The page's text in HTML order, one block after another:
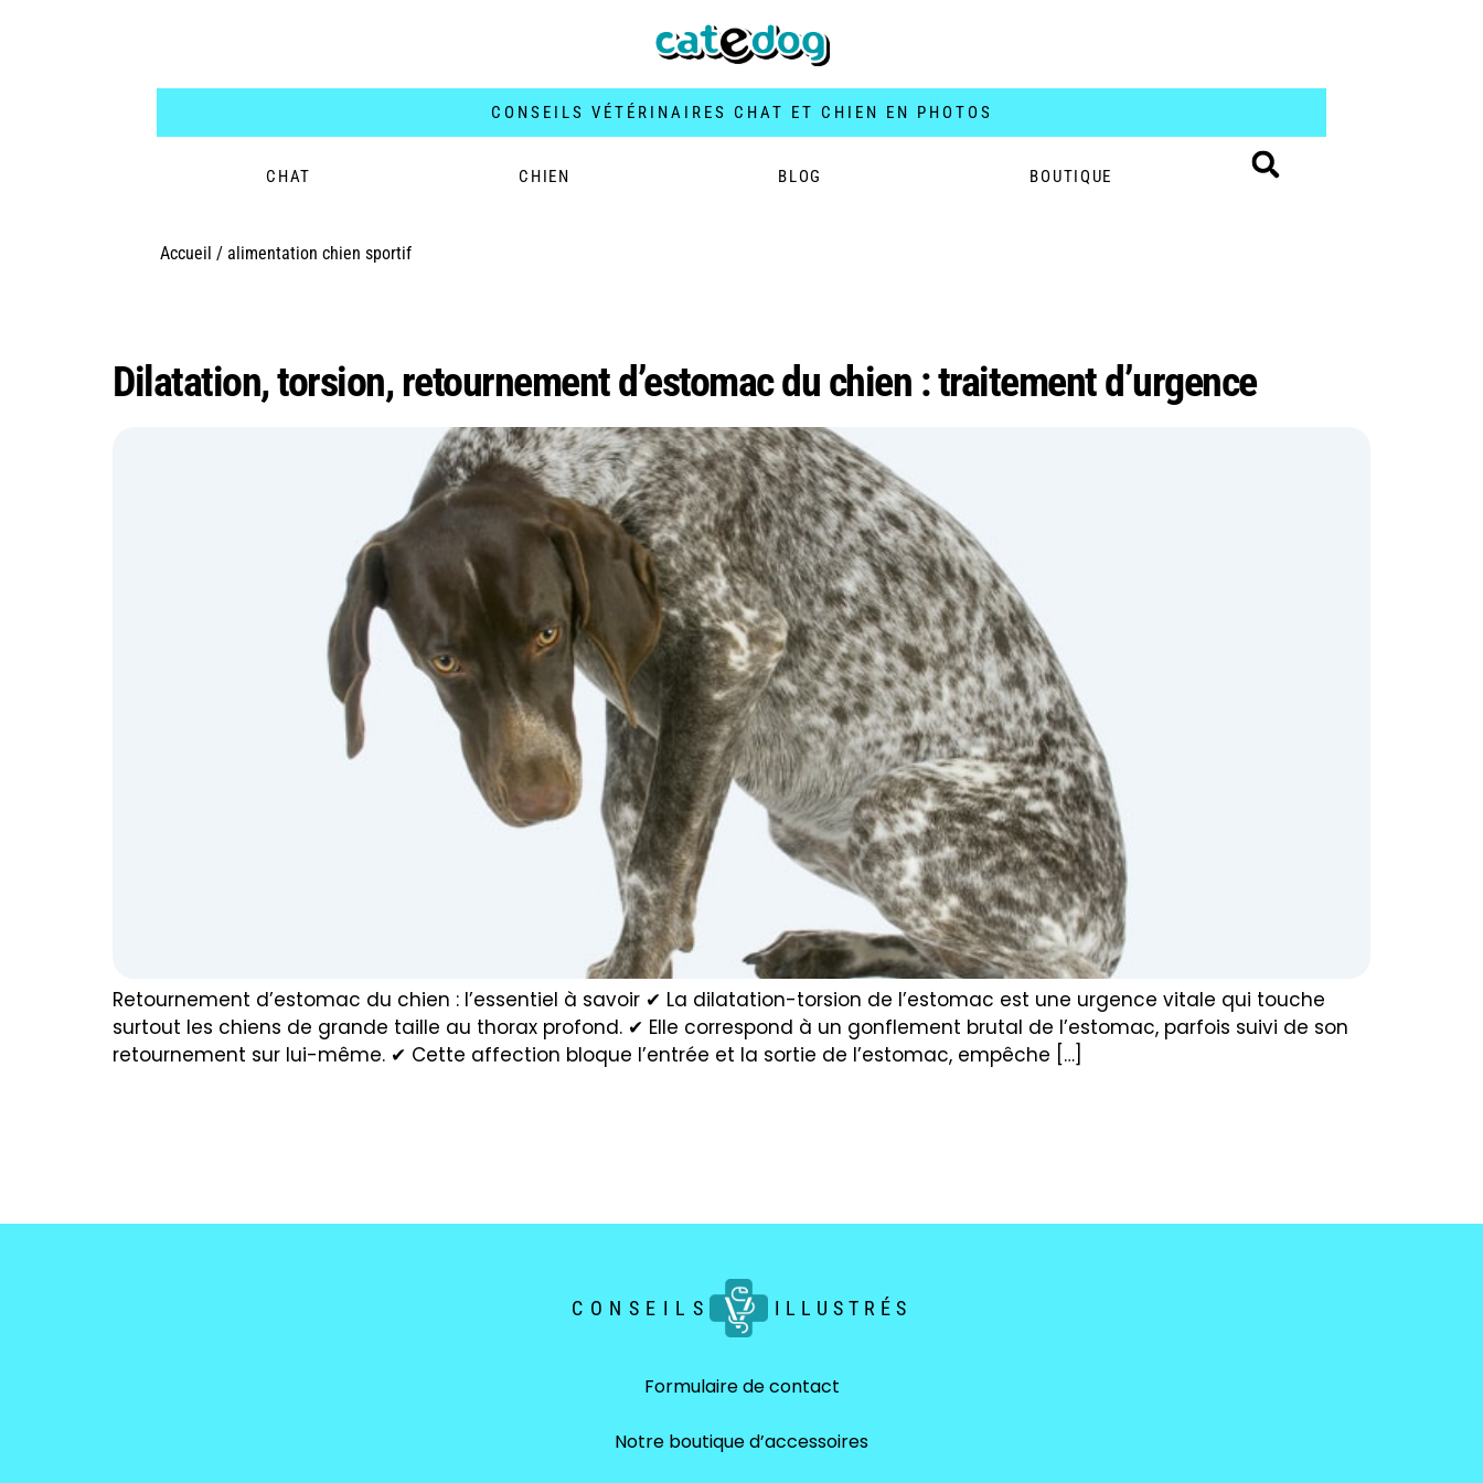
CONSEILS VÉTÉRINAIRES CHAT ET CHIEN EN PHOTOS
CHAT CHIEN BLOG BOUTIQUE
Accueil / alimentation chien sportif
Dilatation, torsion, retournement d’estomac du chien : traitement d’urgence
Retournement d’estomac du chien : l’essentiel à savoir ✔ La dilatation-torsion de l’estomac est une urgence vitale qui touche
surtout les chiens de grande taille au thorax profond. ✔ Elle correspond à un gonflement brutal de l’estomac, parfois suivi de son
retournement sur lui-même. ✔ Cette affection bloque l’entrée et la sortie de l’estomac, empêche […]
CONSEILS ILLUSTRÉS
Formulaire de contact
Notre boutique d’accessoires